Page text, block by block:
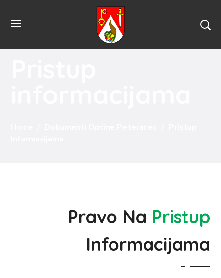
Pravo Na Pristup
Informacijama